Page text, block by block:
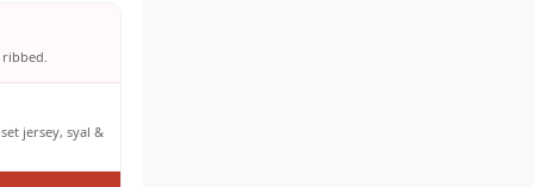
jersey, syal &